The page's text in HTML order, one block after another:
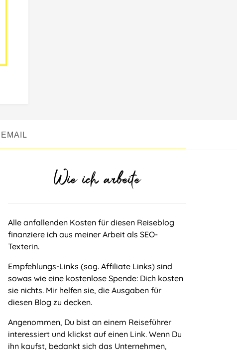
Wie ich arbeite
Alle anfallenden Kosten für diesen Reiseblog
finanziere ich aus meiner Arbeit als SEO-
Texterin.
Empfehlungs-Links (sog. Affiliate Links) sind
sowas wie eine kostenlose Spende: Dich kosten
sie nichts. Mir helfen sie, die Ausgaben für
diesen Blog zu decken.
Angenommen, Du bist an einem Reiseführer
interessiert und klickst auf einen Link. Wenn Du
ihn kaufst, bedankt sich das Unternehmen,
EMAIL